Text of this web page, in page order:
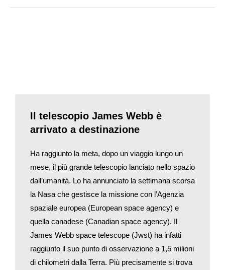
primo test di questo genere, in passato lo avevano fatto anche
altri Paesi: gli Usa, la Cina, l’India e la stessa Russia, che
volevano dimostrare la propria potenza militare. Forse anche
avversari, ma c’è un risvolto scientifico inquietante che non si
esaurisce con le schermaglie politiche. Le scorie spaziali
(pezzi di razzi, satelliti fuori uso, frammenti di oggetti vari), che
orbitano per decine e centinaia di anni prima di ricadere sulla
terra e bruciare nell’atmosfera, sono un pericolo costante per i
satelliti che operano per noi. Dal lancio del primo satellite, lo
Sputnik sovietico nel 1957, non abbiamo più smesso di portare
oggetti nello spazio e di compiere missioni spaziali con uomini
Il telescopio James Webb è
arrivato a destinazione
Ha raggiunto la meta, dopo un viaggio lungo un
mese, il più grande telescopio lanciato nello spazio
dall’umanità. Lo ha annunciato la settimana scorsa
la Nasa che gestisce la missione con l’Agenzia
spaziale europea (European space agency) e
quella canadese (Canadian space agency). Il
James Webb space telescope (Jwst) ha infatti
raggiunto il suo punto di osservazione a 1,5 milioni
di chilometri dalla Terra. Più precisamente si trova